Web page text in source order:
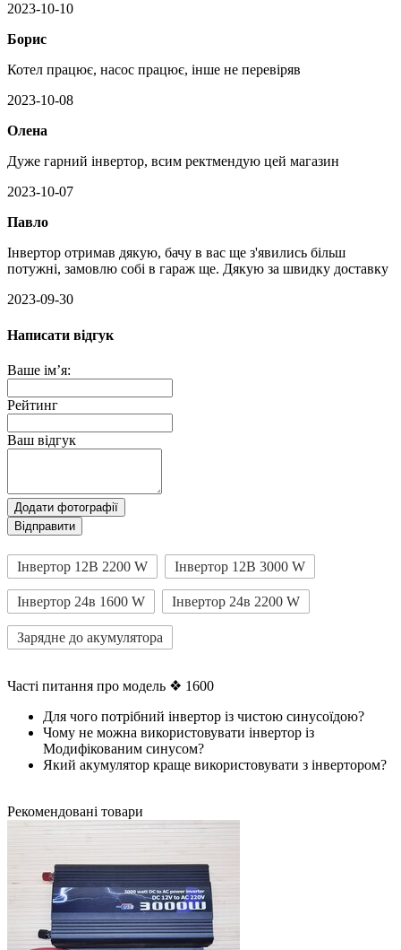
2023-10-10
Борис
Котел працює, насос працює, інше не перевіряв
2023-10-08
Олена
Дуже гарний інвертор, всим ректмендую цей магазин
2023-10-07
Павло
Інвертор отримав дякую, бачу в вас ще з'явились більш
потужні, замовлю собі в гараж ще. Дякую за швидку доставку
2023-09-30
Написати відгук
Ваше ім’я:
Рейтинг
Ваш відгук
Додати фотографії
Відправити
Інвертор 12B 2200 W Інвертор 12В 3000 W
Інвертор 24в 1600 W Інвертор 24в 2200 W
Зарядне до акумулятора
Часті питання про модель ❖ 1600
Для чого потрібний інвертор із чистою синусоїдою?
Чому не можна використовувати інвертор із
Модифікованим синусом?
Який акумулятор краще використовувати з інвертором?
Рекомендовані товари